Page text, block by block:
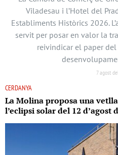
Viladesau i l’Hotel del
Establiments Històrics 2026.
servit per posar en valor la
reivindicar el paper
7 agost
CERDANYA
La Molina proposa una
l’eclipsi solar del 12 d’agost